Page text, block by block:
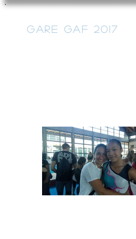
Gare GAF 2017